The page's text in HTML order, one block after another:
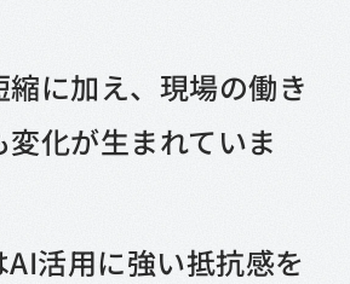
に加え、現場の働き
化が生まれていま
活用に強い抵抗感を